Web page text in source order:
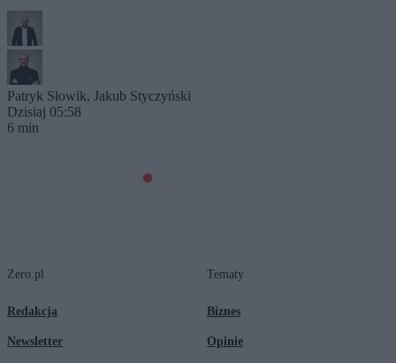
Patryk Słowik, Jakub Styczyński
Dzisiaj 05:58
6 min
Zero.pl
Redakcja
Newsletter
Tematy
Biznes
Opinie